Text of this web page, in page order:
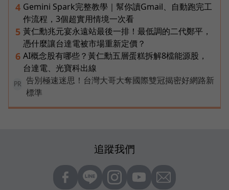
4 Gemini Spark完整教學｜幫你讀Gmail、自動跑完工
作流程，3個超實用情境一次看
5 黃仁勳兆元宴永遠站最後一排！最低調的二代鄭平，
憑什麼讓台達電被市場重新定價？
6 AI概念股有哪些？黃仁勳五層蛋糕拆解8檔能源股，
台達電、光寶科出線
PR
告別極速迷思！台灣大哥大奪國際雙冠揭密好網路新
標準
追蹤我們